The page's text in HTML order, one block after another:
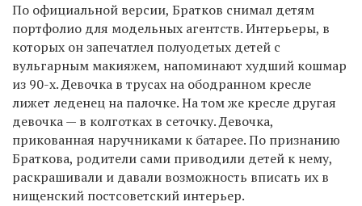
По официальной версии, Братков снимал детям
портфолио для модельных агентств. Интерьеры, в
которых он запечатлел полуодетых детей с
вульгарным макияжем, напоминают худший кошмар
из 90-х. Девочка в трусах на ободранном кресле
лижет леденец на палочке. На том же кресле другая
девочка — в колготках в сеточку. Девочка,
прикованная наручниками к батарее. По признанию
Браткова, родители сами приводили детей к нему,
раскрашивали и давали возможность вписать их в
нищенский постсоветский интерьер.